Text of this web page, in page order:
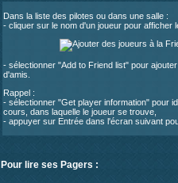
Dans la liste des pilotes ou dans une salle :
- cliquer sur le nom d'un joueur pour afficher
- sélectionner "Add to Friend list" pour
d'amis.
Rappel :
- sélectionner "Get player information" pour
cours, dans laquelle le joueur se trouve,
- appuyer sur Entrée dans l'écran suivant
Pour lire ses Pagers :